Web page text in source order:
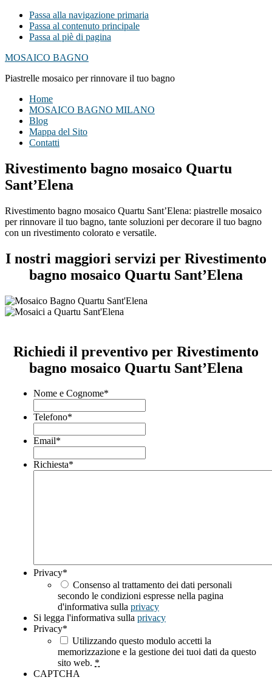
Passa alla navigazione primaria
Passa al contenuto principale
Passa al piè di pagina
MOSAICO BAGNO
Piastrelle mosaico per rinnovare il tuo bagno
Home
MOSAICO BAGNO MILANO
Blog
Mappa del Sito
Contatti
Rivestimento bagno mosaico Quartu
Sant’Elena
Rivestimento bagno mosaico Quartu Sant’Elena: piastrelle mosaico
per rinnovare il tuo bagno, tante soluzioni per decorare il tuo bagno
con un rivestimento colorato e versatile.
I nostri maggiori servizi per Rivestimento
bagno mosaico Quartu Sant’Elena
Richiedi il preventivo per Rivestimento
bagno mosaico Quartu Sant’Elena
Nome e Cognome*
Telefono*
Email*
Richiesta*
Privacy*
Consenso al trattamento dei dati personali
secondo le condizioni espresse nella pagina
d'informativa sulla privacy
Si legga l'informativa sulla privacy
Privacy*
Utilizzando questo modulo accetti la
memorizzazione e la gestione dei tuoi dati da questo
sito web. *
CAPTCHA